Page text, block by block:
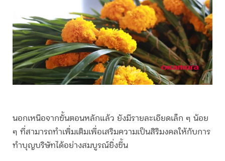
นอกเหนือจากขั้นตอนหลักแล้ว ยังมีรายละเอียดเล็ก ๆ น้อย
ๆ ที่สามารถทำเพิ่มเติมเพื่อเสริมความเป็นสิริมงคลให้กับการ
ทำบุญบริษัท ได้อย่างสมบูรณ์ยิ่งขึ้น